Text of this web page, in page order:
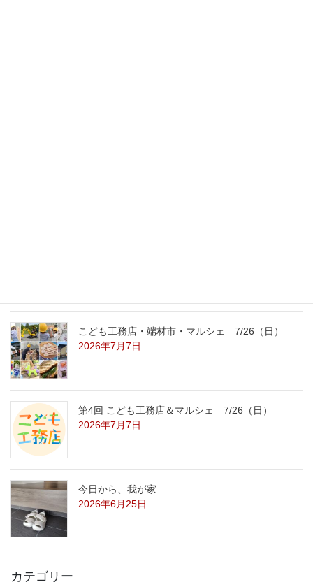
こども工務店・端材市・マルシェ 7/26（日）
2026年7月7日
第4回 こども工務店＆マルシェ 7/26（日）
2026年7月7日
今日から、我が家
2026年6月25日
カテゴリー